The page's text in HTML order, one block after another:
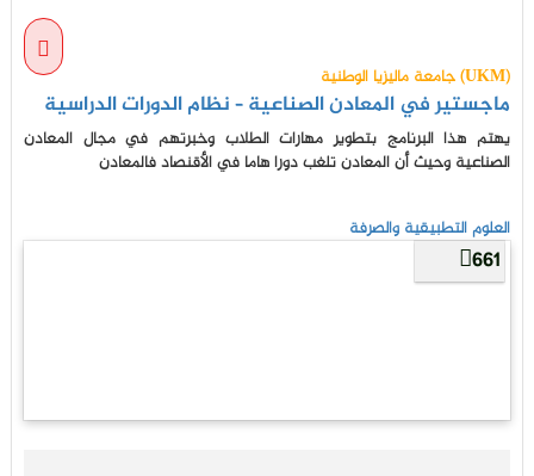
جامعة ماليزيا الوطنية (UKM)
ماجستير في المعادن الصناعية – نظام الدورات الدراسية
يهتم هذا البرنامج بتطوير مهارات الطلاب وخبرتهم في مجال المعادن
الصناعية وحيث أن المعادن تلغب دورا هاما في الأقنصاد فالمعادن
العلوم التطبيقية والصرفة
661